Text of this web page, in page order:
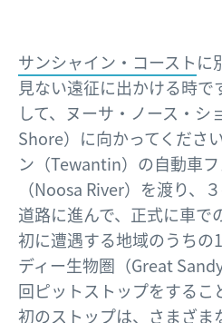
サンシャイン・コーストに
見ない遠征に出かける時で
して、ヌーサ・ノース・
Shore）に向かってくださ
ン（Tewantin）の自動車
（Noosa River）を渡り、
道路に進んで、正式に車で
初に遭遇する地域のうちの
ディー生物圏（Great
回ピットストップをするこ
初のストップは、さまざま